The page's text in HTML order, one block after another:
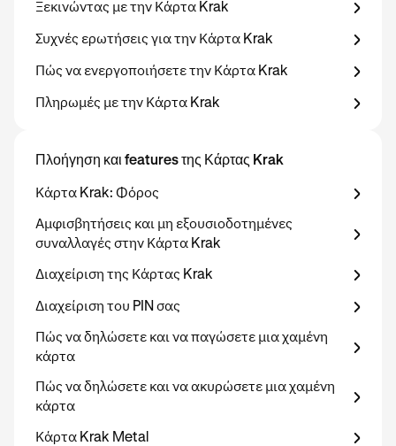
Ξεκινώντας με την Κάρτα Krak
Συχνές ερωτήσεις για την Κάρτα Krak
Πώς να ενεργοποιήσετε την Κάρτα Krak
Πληρωμές με την Κάρτα Krak
Πλοήγηση και features της Κάρτας Krak
Κάρτα Krak: Φόρος
Αμφισβητήσεις και μη εξουσιοδοτημένες
συναλλαγές στην Κάρτα Krak
Διαχείριση της Κάρτας Krak
Διαχείριση του PIN σας
Πώς να δηλώσετε και να παγώσετε μια χαμένη
κάρτα
Πώς να δηλώσετε και να ακυρώσετε μια χαμένη
κάρτα
Κάρτα Krak Metal